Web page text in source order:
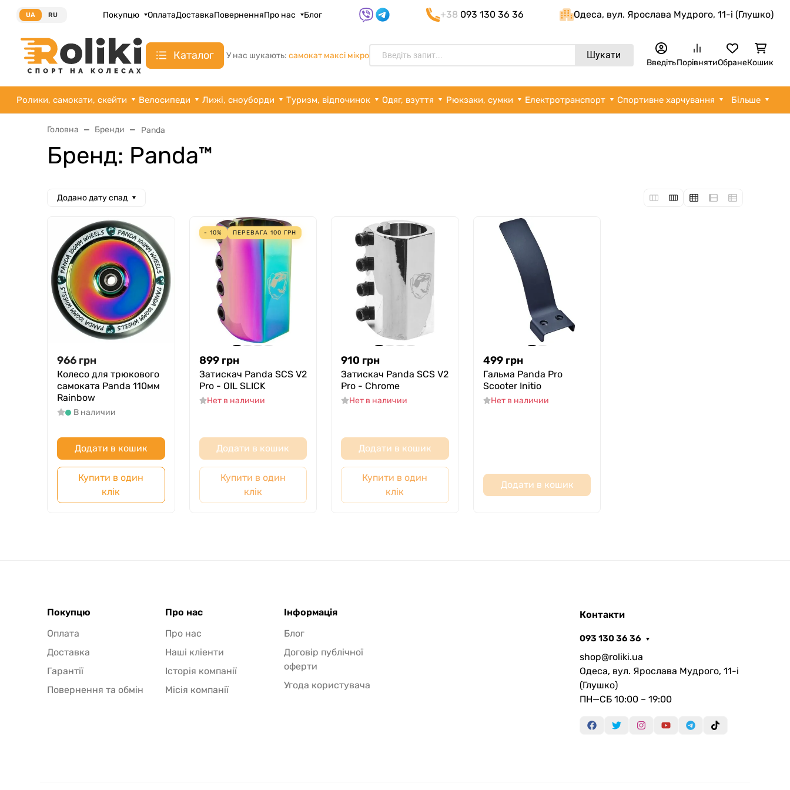
UA RU Покупцю ОплатаДоставкаПоверненняПро нас Блог +38 093 130 36 36 Одеса, вул. Ярослава Мудрого, 11-i (Глушко)
Каталог У нас шукають: самокат максі мікро Шукати
ВведітьПорівнятиОбранеКошик
Ролики, самокати, скейти Велосипеди Лижі, сноуборди Туризм, відпочинок Одяг, взуття Рюкзаки, сумки Електротранспорт Спортивне харчування Більше
Головна Бренди Panda
Бренд: Panda™
Додано дату спад
966 грн
Колесо для трюкового
самоката Panda 110мм
Rainbow
В наличии
Додати в кошик
Купити в один
клік
- 10% ПЕРЕВАГА 100 ГРН
899 грн
Затискач Panda SCS V2
Pro - OIL SLICK
Нет в наличии
Додати в кошик
Купити в один
клік
910 грн
Затискач Panda SCS V2
Pro - Chrome
Нет в наличии
Додати в кошик
Купити в один
клік
499 грн
Гальма Panda Pro
Scooter Initio
Нет в наличии
Додати в кошик
Покупцю
Оплата
Доставка
Гарантії
Повернення та обмін
Про нас
Про нас
Наші кліенти
Історія компанії
Місія компанії
Інформація
Блог
Договір публічної
оферти
Угода користувача
Контакти
093 130 36 36
shop@roliki.ua
Одеса, вул. Ярослава Мудрого, 11-i
(Глушко)
ПН—СБ 10:00 – 19:00